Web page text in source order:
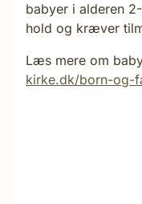
babyer i alderen
hold og kræver
Læs mere om
kirke.dk/born-og-